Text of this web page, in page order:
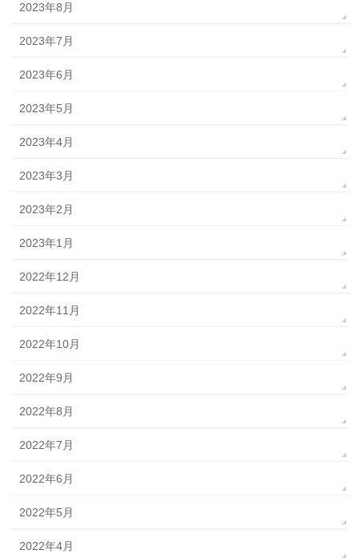
2023年8月
2023年7月
2023年6月
2023年5月
2023年4月
2023年3月
2023年2月
2023年1月
2022年12月
2022年11月
2022年10月
2022年9月
2022年8月
2022年7月
2022年6月
2022年5月
2022年4月